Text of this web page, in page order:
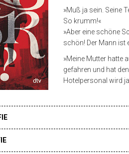
»Muß ja sein. Seine
So krumm!«
»Aber eine schöne
schön! Der Mann ist
»Meine Mutter hatte
gefahren und hat
Hotelpersonal wird